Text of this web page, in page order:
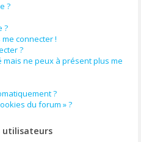
?
?
connecter !
?
mais ne peux à présent plus me
?
du forum » ?
utilisateurs